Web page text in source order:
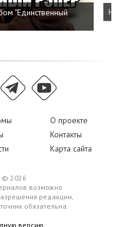
"Единственный
О проекте
Контакты
Карта сайта
© 2026
возможно
редакции,
обязательна.
версию